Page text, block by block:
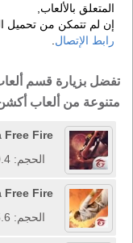
المتعلق بالألعاب,
إن لم تتمكن من تحميل
رابط الإتصال
تفضل بزيارة قسم
متنوعة من ألعاب
Free Fire
الحجم: 60.4 MB
Free Fire
الحجم: 65.6 MB